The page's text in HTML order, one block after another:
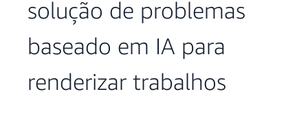
solução de problemas
baseado em IA para
renderizar trabalhos